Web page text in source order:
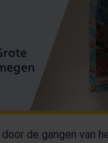
de gangen van